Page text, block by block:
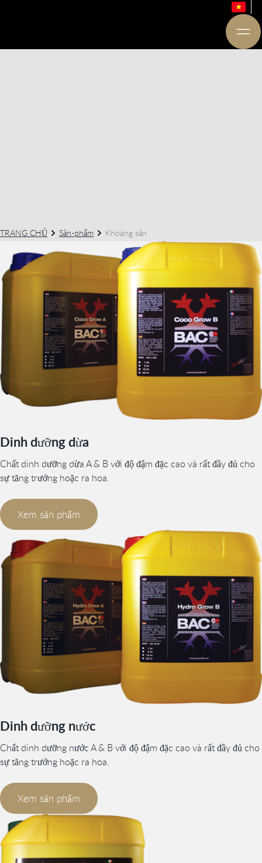
TRANG CHỦ Sản-phẩm Khoáng sản
Dinh dưỡng dừa
Chất dinh dưỡng dừa A & B với độ đậm đặc cao và rất đầy đủ cho
sự tăng trưởng hoặc ra hoa.
Xem sản phẩm
Dinh dưỡng nước
Chất dinh dưỡng nước A & B với độ đậm đặc cao và rất đầy đủ cho
sự tăng trưởng hoặc ra hoa.
Xem sản phẩm